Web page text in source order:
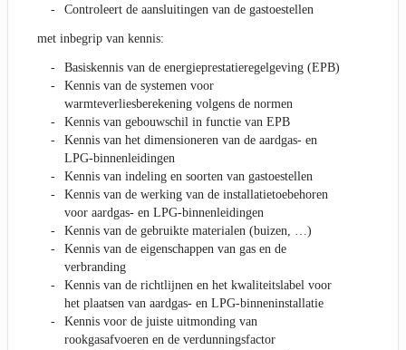
Controleert de aansluitingen van de gastoestellen
met inbegrip van kennis:
Basiskennis van de energieprestatieregelgeving (EPB)
Kennis van de systemen voor
warmteverliesberekening volgens de normen
Kennis van gebouwschil in functie van EPB
Kennis van het dimensioneren van de aardgas- en
LPG-binnenleidingen
Kennis van indeling en soorten van gastoestellen
Kennis van de werking van de installatietoebehoren
voor aardgas- en LPG-binnenleidingen
Kennis van de gebruikte materialen (buizen, …)
Kennis van de eigenschappen van gas en de
verbranding
Kennis van de richtlijnen en het kwaliteitslabel voor
het plaatsen van aardgas- en LPG-binneninstallatie
Kennis voor de juiste uitmonding van
rookgasafvoeren en de verdunningsfactor